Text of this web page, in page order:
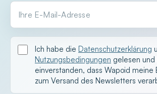
Ihre E-Mail-Adresse
Ich habe die Datenschutzerklärung
Nutzungsbedingungen gelesen
einverstanden, dass Wapoid meine
zum Versand des Newsletters